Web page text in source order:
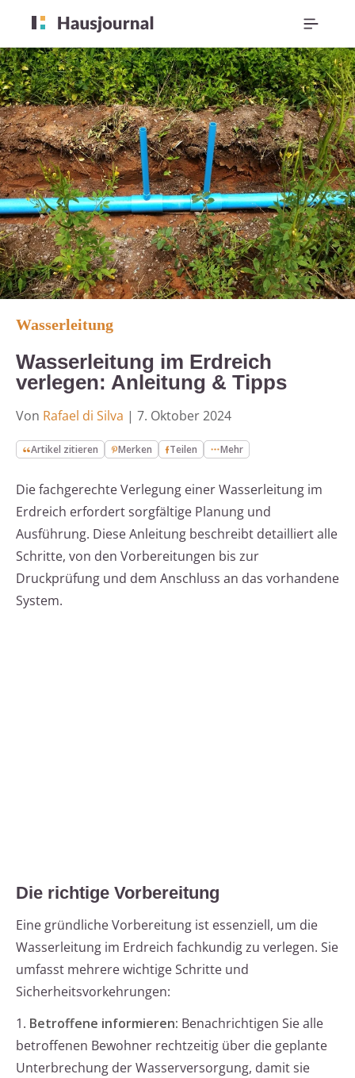
Wasserleitung
Wasserleitung im Erdreich
verlegen: Anleitung & Tipps
Von Rafael di Silva | 7. Oktober 2024
Artikel zitieren Merken Teilen Mehr
Die fachgerechte Verlegung einer Wasserleitung im
Erdreich erfordert sorgfältige Planung und
Ausführung. Diese Anleitung beschreibt detailliert alle
Schritte, von den Vorbereitungen bis zur
Druckprüfung und dem Anschluss an das vorhandene
System.
Die richtige Vorbereitung
Eine gründliche Vorbereitung ist essenziell, um die
Wasserleitung im Erdreich fachkundig zu verlegen. Sie
umfasst mehrere wichtige Schritte und
Sicherheitsvorkehrungen:
1. Betroffene informieren: Benachrichtigen Sie alle
betroffenen Bewohner rechtzeitig über die geplante
Unterbrechung der Wasserversorgung, damit sie